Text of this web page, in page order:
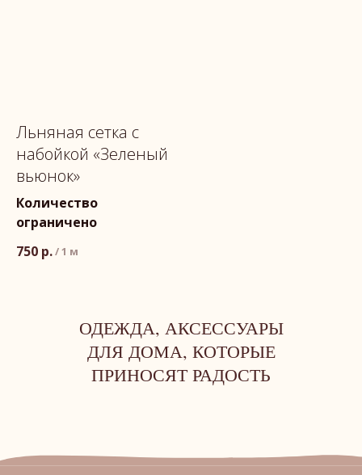
Льняная сетка с
набойкой «Зеленый
вьюнок»
Количество
ограничено
750 р./1 м
ОДЕЖДА, АКСЕССУАРЫ
ДЛЯ ДОМА, КОТОРЫЕ
ПРИНОСЯТ РАДОСТЬ